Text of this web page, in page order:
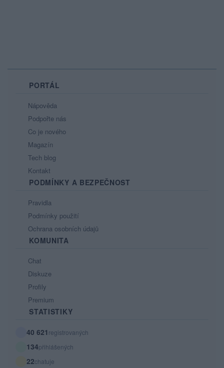
PORTÁL
Nápověda
Podpořte nás
Co je nového
Magazín
Tech blog
Kontakt
PODMÍNKY A BEZPEČNOST
Pravidla
Podmínky použití
Ochrana osobních údajů
KOMUNITA
Chat
Diskuze
Profily
Premium
STATISTIKY
40 621 registrovaných
134přihlášených
22chatuje